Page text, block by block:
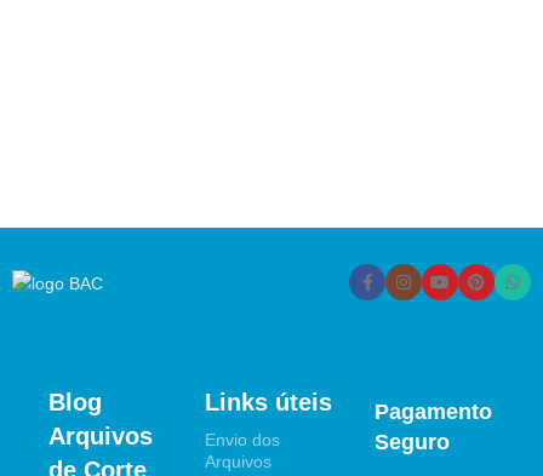
Blog
Arquivos
de Corte
Links úteis
Envio dos
Arquivos
Pagamento
Seguro